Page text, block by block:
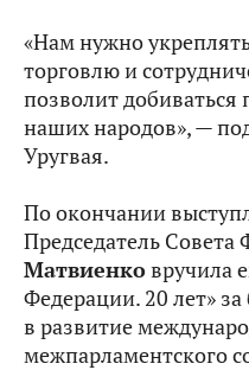
«Нам нужно
торговлю и
позволит добиваться
наших народов», —
Уругвая.
По окончании
Председатель Совета
Матвиенковручила
Федерации. 20 лет»
в развитие
межпарламентского